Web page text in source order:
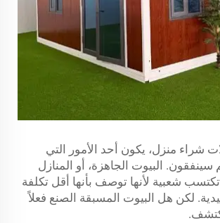
شراء منزل، يكون أحد الأمور التي
سينفقون. البيوت الجاهزة، أو المنازل
شعبية لأنها توصف بأنها أقل تكلفة
لكن هل البيوت المسبقة الصنع فعلاً